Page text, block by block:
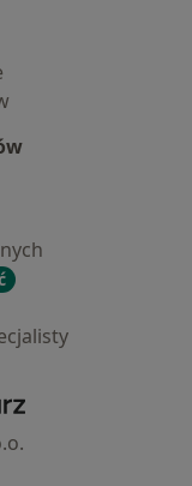
- Strona główna